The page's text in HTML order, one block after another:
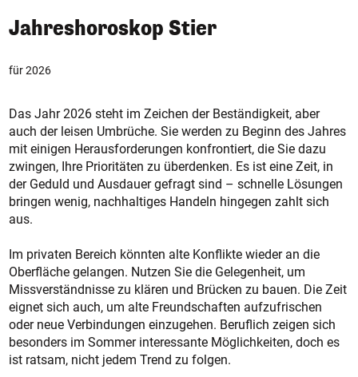
Jahreshoroskop Stier
für 2026
Das Jahr 2026 steht im Zeichen der Beständigkeit, aber
auch der leisen Umbrüche. Sie werden zu Beginn des Jahres
mit einigen Herausforderungen konfrontiert, die Sie dazu
zwingen, Ihre Prioritäten zu überdenken. Es ist eine Zeit, in
der Geduld und Ausdauer gefragt sind – schnelle Lösungen
bringen wenig, nachhaltiges Handeln hingegen zahlt sich
aus.
Im privaten Bereich könnten alte Konflikte wieder an die
Oberfläche gelangen. Nutzen Sie die Gelegenheit, um
Missverständnisse zu klären und Brücken zu bauen. Die Zeit
eignet sich auch, um alte Freundschaften aufzufrischen
oder neue Verbindungen einzugehen. Beruflich zeigen sich
besonders im Sommer interessante Möglichkeiten, doch es
ist ratsam, nicht jedem Trend zu folgen.